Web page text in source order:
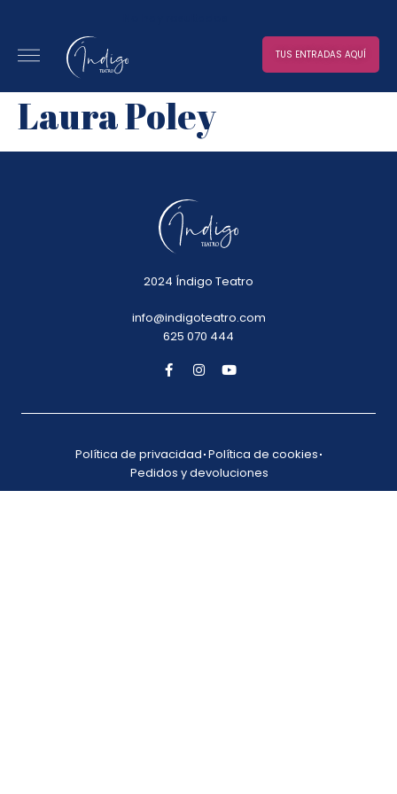
TUS ENTRADAS AQUÍ
Laura Poley
2024 Índigo Teatro
info@indigoteatro.com
625 070 444
Política de privacidad Política de cookies
Pedidos y devoluciones